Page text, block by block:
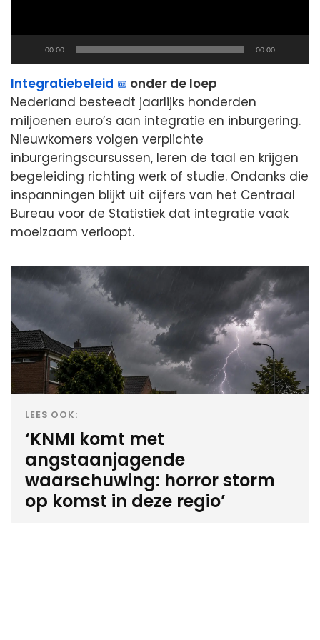
Current
00:00
Total
00:00
Integratiebeleid
onder de loep
Nederland besteedt jaarlijks honderden
miljoenen euro’s aan integratie en inburgering.
Nieuwkomers volgen verplichte
inburgeringscursussen, leren de taal en krijgen
begeleiding richting werk of studie. Ondanks die
inspanningen blijkt uit cijfers van het Centraal
Bureau voor de Statistiek dat integratie vaak
moeizaam verloopt.
LEES OOK:
‘KNMI komt met
angstaanjagende
waarschuwing: horror storm
op komst in deze regio’